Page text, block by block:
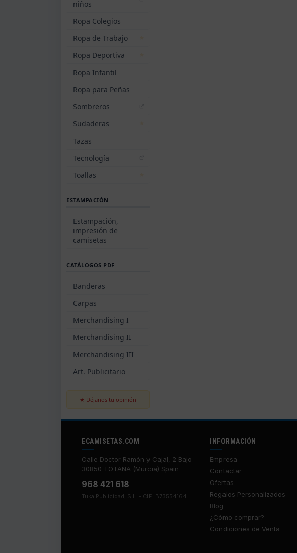
niños
Ropa Colegios
Ropa de Trabajo
Ropa Deportiva
Ropa Infantil
Ropa para Peñas
Sombreros
Sudaderas
Tazas
Tecnología
Toallas
ESTAMPACIÓN
Estampación,
impresión de
camisetas
CATÁLOGOS PDF
Banderas
Carpas
Merchandising I
Merchandising II
Merchandising III
Art. Publicitario
★ Déjanos tu opinión
ECAMISETAS.COM
Calle Doctor Ramón y Cajal, 2 Bajo
30850 TOTANA (Murcia) Spain
968 421 618
Tuka Publicidad, S.L. - CIF: B73554164
INFORMACIÓN
Empresa
Contactar
Ofertas
Regalos Personalizados
Blog
¿Cómo comprar?
Condiciones de Venta